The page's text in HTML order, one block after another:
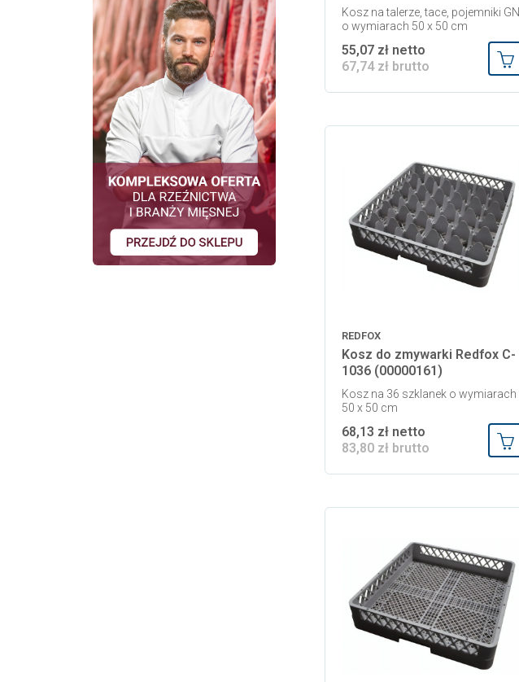
Kosz na talerze, tace, pojemniki GN
o wymiarach 50 x 50 cm
55,07 zł netto
67,74 zł brutto
REDFOX
Kosz do zmywarki Redfox C-
1036 (00000161)
Kosz na 36 szklanek o wymiarach
50 x 50 cm
68,13 zł netto
83,80 zł brutto